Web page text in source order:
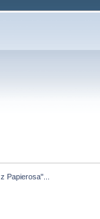
Papierosa"...